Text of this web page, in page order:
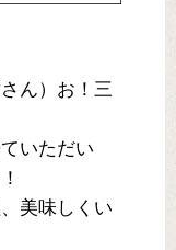
ん）お！三
いただい
美味しくい